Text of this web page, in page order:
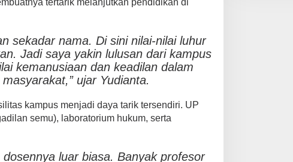
tertarik melanjutkan pendidikan di
sekadar nama. Di sini nilai-nilai luhur
Jadi saya yakin lulusan dari kampus
kemanusiaan dan keadilan dalam
ujar Yudianta.
kampus menjadi daya tarik tersendiri. UP
semu), laboratorium hukum, serta
luar biasa. Banyak profesor